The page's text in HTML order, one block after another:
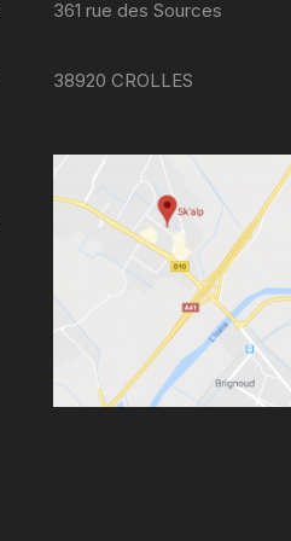
361 rue des Sources
38920 CROLLES